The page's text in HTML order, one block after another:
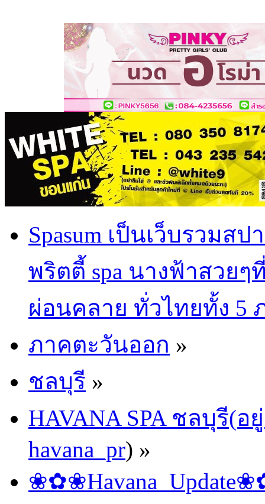
Spasum เป็นเว็บรวม
พริตตี้ spa นางฟ้าสวย
ผ่อนคลาย ทั่วไทยทั้ง 5
ภาคตะวันออก »
ชลบุรี »
HAVANA SPA ชลบุรี(
havana_pr) »